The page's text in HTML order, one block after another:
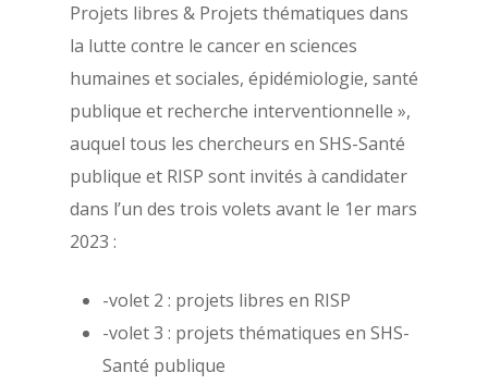
Projets libres & Projets thématiques dans
la lutte contre le cancer en sciences
humaines et sociales, épidémiologie, santé
publique et recherche interventionnelle »,
auquel tous les chercheurs en SHS-Santé
publique et RISP sont invités à candidater
dans l’un des trois volets avant le 1er mars
2023 :
-volet 2 : projets libres en RISP
-volet 3 : projets thématiques en SHS-
Santé publique